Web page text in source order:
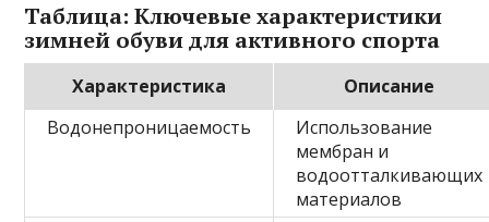
Таблица: Ключевые характеристики
зимней обуви для активного спорта
Характеристика
Описание
Водонепроницаемость
Использование
мембран и
водоотталкивающих
материалов